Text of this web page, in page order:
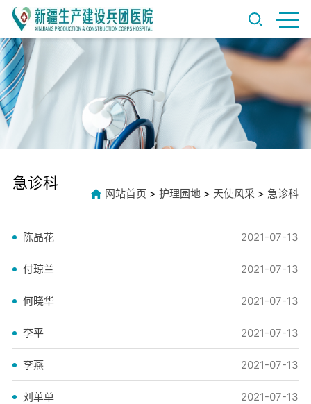
急诊科
网站首页 >护理园地 > 天使风采 > 急诊科
陈晶花 2021-07-13
付琼兰 2021-07-13
何晓华 2021-07-13
李平 2021-07-13
李燕 2021-07-13
刘单单 2021-07-13